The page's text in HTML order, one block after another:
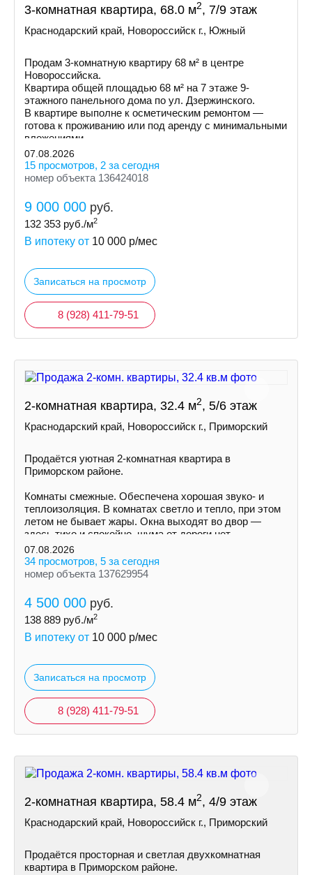
3-комнатная квартира, 68.0 м2, 7/9 этаж
Краснодарский край, Новороссийск г., Южный
Продам 3-комнатную квартиру 68 м² в центре
Новороссийска.
Квартира общей площадью 68 м² на 7 этаже 9-
этажного панельного дома по ул. Дзержинского.
В квартире выполне к осметическим ремонтом —
готова к проживанию или под аренду с минимальными
вложениями.
07.08.2026
15 просмотров, 2 за сегодня
номер объекта 136424018
9 000 000 руб.
132 353 руб./м2
В ипотеку от 10 000 р/мес
Записаться на просмотр
8 (928) 411-79-51
2-комнатная квартира, 32.4 м2, 5/6 этаж
Краснодарский край, Новороссийск г., Приморский
Продаётся уютная 2-комнатная квартира в
Приморском районе.
Комнаты смежные. Обеспечена хорошая звуко- и
теплоизоляция. В комнатах светло и тепло, при этом
летом не бывает жары. Окна выходят во двор —
здесь тихо и спокойно, шума от дороги нет.
07.08.2026
34 просмотров, 5 за сегодня
номер объекта 137629954
4 500 000 руб.
138 889 руб./м2
В ипотеку от 10 000 р/мес
Записаться на просмотр
8 (928) 411-79-51
2-комнатная квартира, 58.4 м2, 4/9 этаж
Краснодарский край, Новороссийск г., Приморский
Продаётся просторная и светлая двухкомнатная
квартира в Приморском районе.